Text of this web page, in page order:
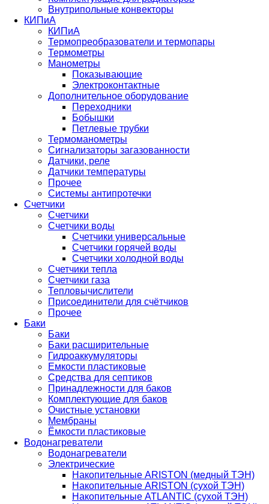
Внутрипольные конвекторы
КИПиА
КИПиА
Термопреобразователи и термопары
Термометры
Манометры
Показывающие
Электроконтактные
Дополнительное оборудование
Переходники
Бобышки
Петлевые трубки
Термоманометры
Сигнализаторы загазованности
Датчики, реле
Датчики температуры
Прочее
Системы антипротечки
Счетчики
Счетчики
Счетчики воды
Счетчики универсальные
Счетчики горячей воды
Счетчики холодной воды
Счетчики тепла
Счетчики газа
Тепловычислители
Присоединители для счётчиков
Прочее
Баки
Баки
Баки расширительные
Гидроаккумуляторы
Емкости пластиковые
Средства для септиков
Принадлежности для баков
Комплектующие для баков
Очистные установки
Мембраны
Ёмкости пластиковые
Водонагреватели
Водонагреватели
Электрические
Накопительные ARISTON (медный ТЭН)
Накопительные ARISTON (сухой ТЭН)
Накопительные ATLANTIC (сухой ТЭН)